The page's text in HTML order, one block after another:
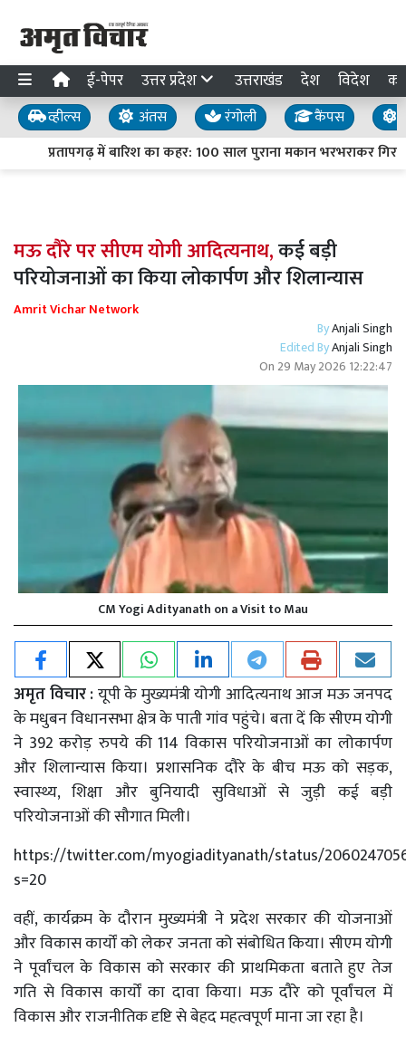
ई-पेपर उत्तर प्रदेश उत्तराखंड देश विदेश
व्हील्स अंतस रंगोली कैंपस
प्रतापगढ़ में बारिश का कहर: 100 साल पुराना मकान भरभराकर
मऊ दौरे पर सीएम योगी आदित्यनाथ,कई बड़ी
परियोजनाओं का किया लोकार्पण और शिलान्यास
Amrit Vichar Network
ByAnjali Singh
Edited ByAnjali Singh
On 29 May 2026 12:22:47
CM Yogi Adityanath on a Visit to Mau
अमृत विचार :यूपी के मुख्यमंत्री योगी आदित्यनाथ आज मऊ जनपद
के मधुबन विधानसभा क्षेत्र के पाती गांव पहुंचे। बता दें कि सीएम योगी
ने 392 करोड़ रुपये की 114 विकास परियोजनाओं का लोकार्पण
और शिलान्यास किया। प्रशासनिक दौरे के बीच मऊ को सड़क,
स्वास्थ्य, शिक्षा और बुनियादी सुविधाओं से जुड़ी कई बड़ी
परियोजनाओं की सौगात मिली।
https://twitter.com/myogiadityanath/status/
s=20
वहीं, कार्यक्रम के दौरान मुख्यमंत्री ने प्रदेश सरकार की योजनाओं
और विकास कार्यों को लेकर जनता को संबोधित किया। सीएम योगी
ने पूर्वांचल के विकास को सरकार की प्राथमिकता बताते हुए तेज
गति से विकास कार्यों का दावा किया। मऊ दौरे को पूर्वांचल में
विकास और राजनीतिक दृष्टि से बेहद महत्वपूर्ण माना जा रहा है।